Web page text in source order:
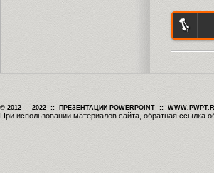
© 2012 — 2022 :: ПРЕЗЕНТАЦИИ POWERPOINT ::
При использовании материалов сайта, обратная ссылка